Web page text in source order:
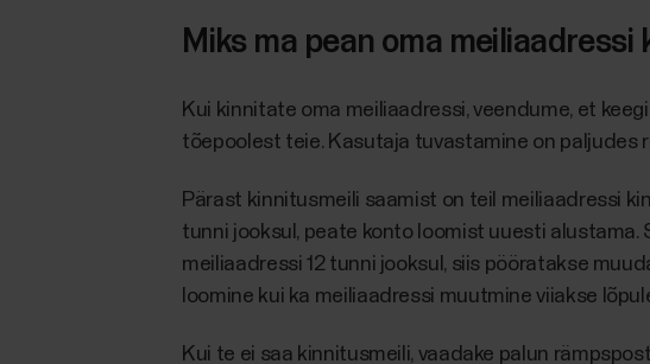
Miks ma pean oma
Kui kinnitate oma meiliaadressi, veendume, et
tõepoolest teie. Kasutaja tuvastamine on paljudes
Pärast kinnitusmeili saamist on teil meiliaadressi
tunni jooksul, peate konto loomist uuesti
meiliaadressi 12 tunni jooksul, siis pööratakse
loomine kui ka meiliaadressi muutmine viiakse
Kui te ei saa kinnitusmeili, vaadake palun